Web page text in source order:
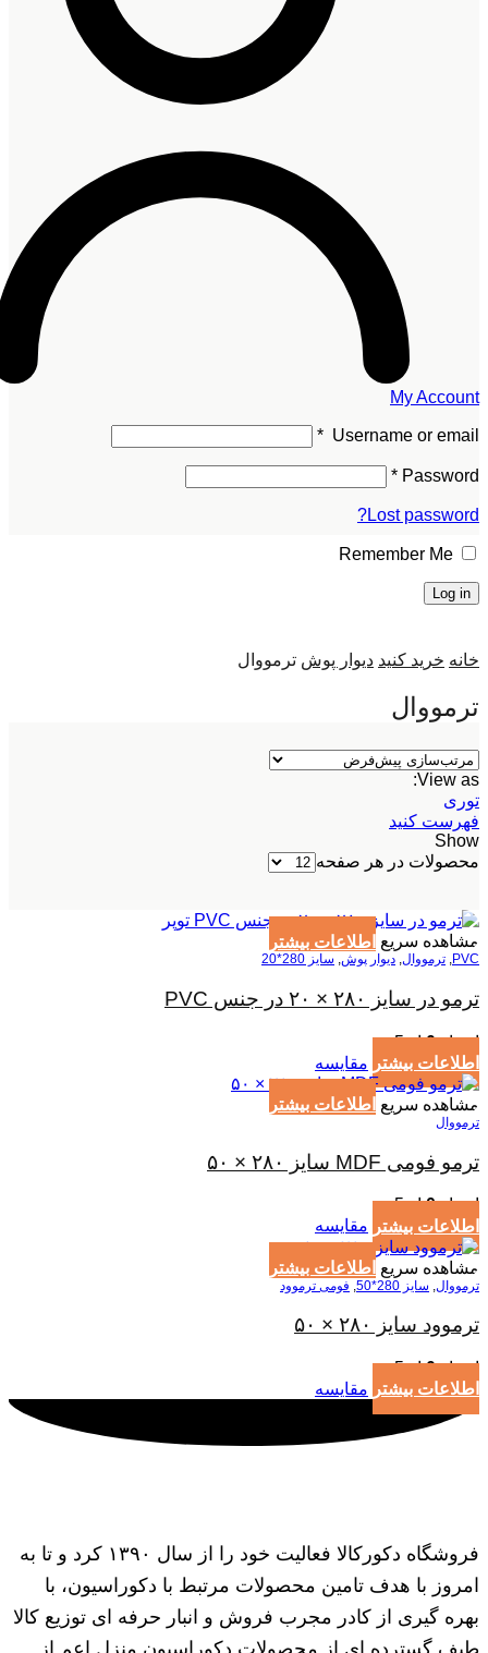
My Account
Username or email
*
Password
*
Lost password?
Remember Me
Log in
خانه خرید کنید دیوار پوش ترمووال
ترمووال
View as:
توری
فهرست کنید
Show
محصولات در هر صفحه
مشاهده سریع اطلاعات بیشتر
PVC
, ترمووال, دیوار پوش, سایز 280*20
ترمو در سایز ۲۸۰ × ۲۰ در جنس PVC
امتیاز0از 5
اطلاعات بیشتر مقایسه
مشاهده سریع اطلاعات بیشتر
ترمووال
ترمو فومی MDF سایز ۲۸۰ × ۵۰
امتیاز0از 5
اطلاعات بیشتر مقایسه
مشاهده سریع اطلاعات بیشتر
ترمووال سایز 280*50 فومی ترموود
ترموود سایز ۲۸۰ × ۵۰
امتیاز0از 5
اطلاعات بیشتر مقایسه
فروشگاه دکورکالا فعالیت خود را از سال ۱۳۹۰ کرد و تا به
امروز با هدف تامین محصولات مرتبط با دکوراسیون، با
بهره گیری از کادر مجرب فروش و انبار حرفه ای توزیع کالا